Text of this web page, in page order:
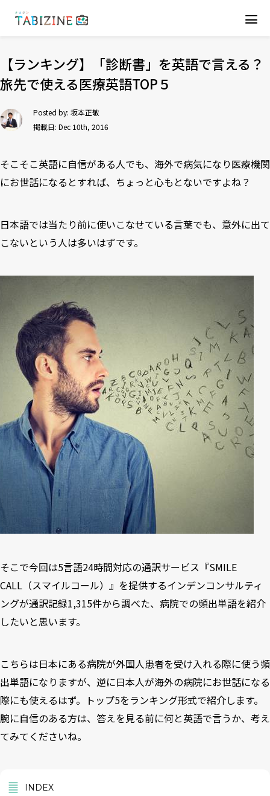
【ランキング】「診断書」を英語で言える？
旅先で使える医療英語TOP５
Posted by: 坂本正敬
掲載日: Dec 10th, 2016
そこそこ英語に自信がある人でも、海外で病気になり医療機関
にお世話になるとすれば、ちょっと心もとないですよね？
日本語では当たり前に使いこなせている言葉でも、意外に出て
こないという人は多いはずです。
そこで今回は5言語24時間対応の通訳サービス『SMILE
CALL（スマイルコール）』を提供するインデンコンサルティ
ングが通訳記録1,315件から調べた、病院での頻出単語を紹介
したいと思います。
こちらは日本にある病院が外国人患者を受け入れる際に使う頻
出単語になりますが、逆に日本人が海外の病院にお世話になる
際にも使えるはず。トップ5をランキング形式で紹介します。
腕に自信のある方は、答えを見る前に何と英語で言うか、考え
てみてくださいね。
INDEX